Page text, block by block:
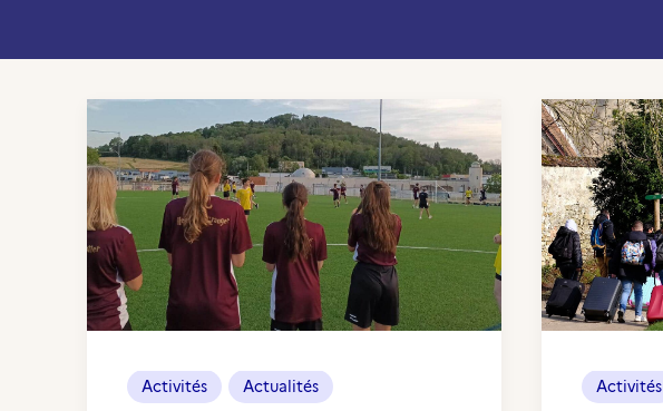
Activités Actualités Activités